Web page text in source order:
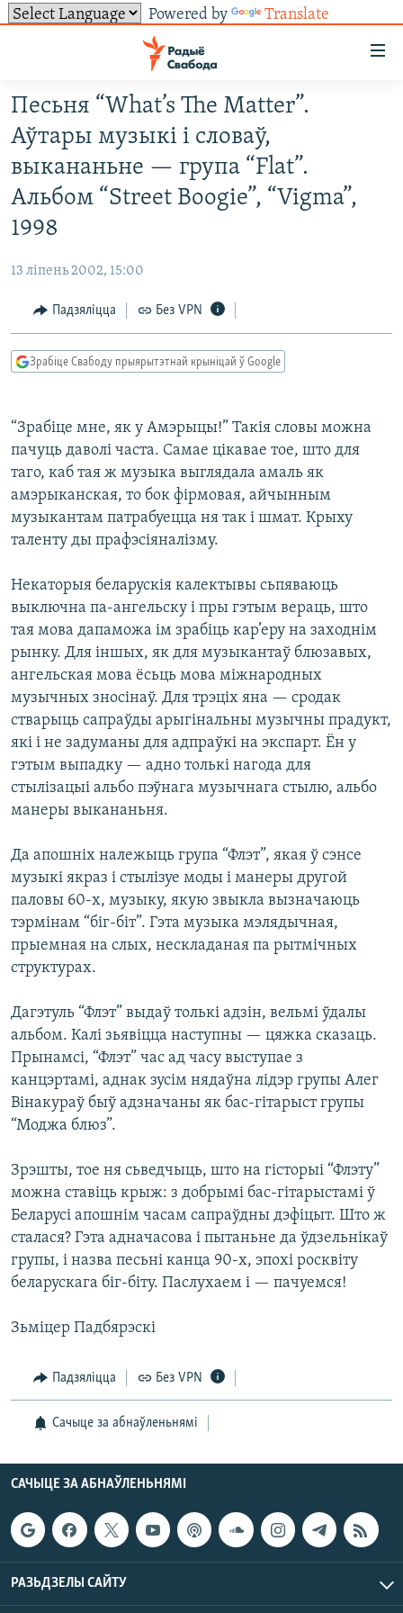
Powered by Translate
ўнівэрсальнага
доступу
Перайсьці
да
галоўнага
зьместу
Перайсьці
да
галоўнай
Перайсьці
пошуку
УСЕ НАВІНЫ
ВІДЭА І ФОТА
ЛЮДЗІ
ВАЙНА
КАЛЯНДАР
ТОЛЬКІ НА СВАБОДЗЕ
ТЭСТЫ
БЛОГІ
КНІГІ
НА ХВАЛЯХ СВАБОДЫ
СУВЯЗЬ
АБЫСЬЦІ БЛЯКАВАНЬНЕ
ПАДПІСАЦЦА
FACEBOOK
САЧЫЦЕ ЗА АБНАЎЛЕНЬНЯМІ
Песьня “What’s The Matter”.
Аўтары музыкі і словаў,
выкананьне — група “Flat”.
Альбом “Street Boogie”, “Vigma”,
1998
13 ліпень 2002, 15:00
Падзяліцца Без VPN
Зрабіце Свабоду прыярытэтнай крыніцай ў Google
“Зрабіце мне, як у Амэрыцы!” Такія словы можна
пачуць даволі часта. Самае цікавае тое, што для
таго, каб тая ж музыка выглядала амаль як
амэрыканская, то бок фірмовая, айчынным
музыкантам патрабуецца ня так і шмат. Крыху
таленту ды прафэсіяналізму.
Некаторыя беларускія калектывы сьпяваюць
выключна па-ангельску і пры гэтым вераць, што
тая мова дапаможа ім зрабіць кар’еру на заходнім
рынку. Для іншых, як для музыкантаў блюзавых,
ангельская мова ёсьць мова міжнародных
музычных зносінаў. Для трэціх яна — сродак
стварыць сапраўды арыгінальны музычны прадукт,
які і не задуманы для адпраўкі на экспарт. Ён у
гэтым выпадку — адно толькі нагода для
стылізацыі альбо пэўнага музычнага стылю, альбо
манеры выкананьня.
Да апошніх належыць група “Флэт”, якая ў сэнсе
музыкі якраз і стылізуе моды і манеры другой
паловы 60-х, музыку, якую звыкла вызначаюць
тэрмінам “біг-біт”. Гэта музыка мэлядычная,
прыемная на слых, нескладаная па рытмічных
структурах.
Дагэтуль “Флэт” выдаў толькі адзін, вельмі ўдалы
альбом. Калі зьявіцца наступны — цяжка сказаць.
Прынамсі, “Флэт” час ад часу выступае з
канцэртамі, аднак зусім нядаўна лідэр групы Алег
Вінакураў быў адзначаны як бас-гітарыст групы
“Моджа блюз”.
Зрэшты, тое ня сьведчыць, што на гісторыі “Флэту”
можна ставіць крыж: з добрымі бас-гітарыстамі ў
Беларусі апошнім часам сапраўдны дэфіцыт. Што ж
сталася? Гэта адначасова і пытаньне да ўдзельнікаў
групы, і назва песьні канца 90-х, эпохі росквіту
беларускага біг-біту. Паслухаем і — пачуемся!
Зьміцер Падбярэскі
Падзяліцца Без VPN
Сачыце за абнаўленьнямі
САЧЫЦЕ ЗА АБНАЎЛЕНЬНЯМІ
РАЗЬДЗЕЛЫ САЙТУ